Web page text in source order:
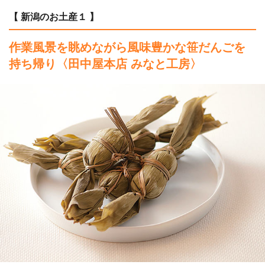
【 新潟のお土産１ 】
作業風景を眺めながら風味豊かな笹だんごを
持ち帰り
〈田中屋本店 みなと工房〉